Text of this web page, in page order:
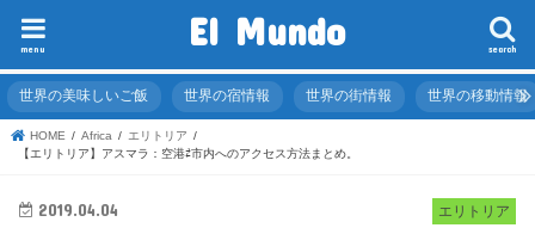
El Mundo search
menu
世界の美味しいご飯 世界の宿情報 世界の街情報 世界の移動情報
HOME Africa
エリトリア
【エリトリア】アスマラ：空港⇄市内へのアクセス方法まとめ。
エリトリア
2019.04.04